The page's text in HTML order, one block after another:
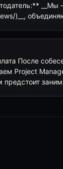
)__,
После
Project
предстоит